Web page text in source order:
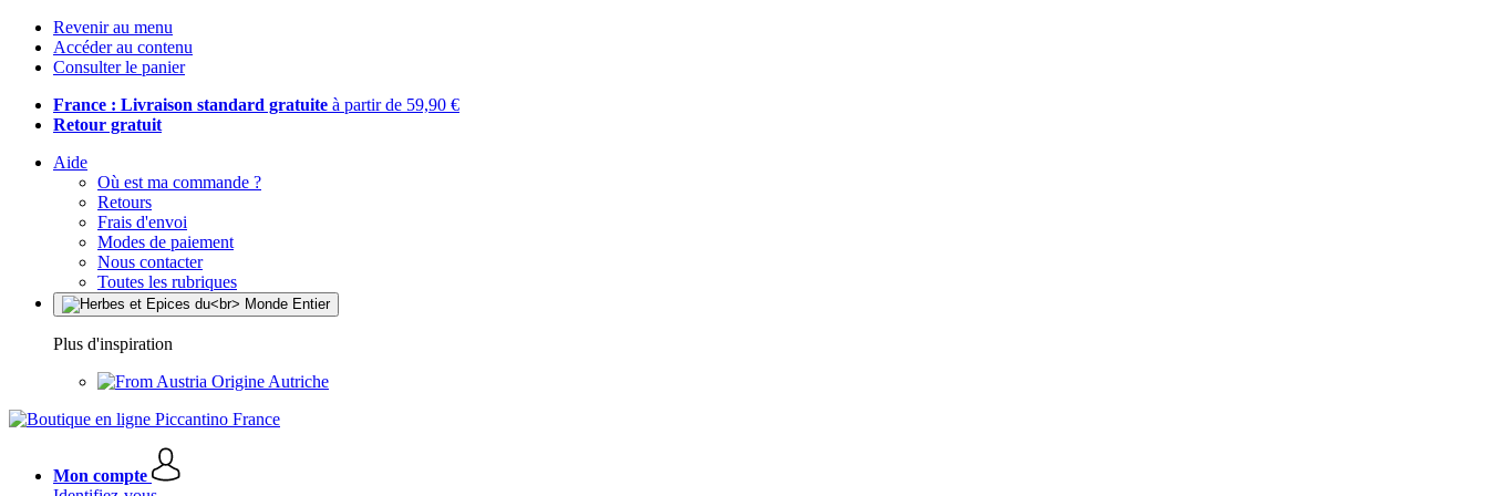
Revenir au menu
Accéder au contenu
Consulter le panier
France : Livraison standard gratuite à partir de 59,90 €
Retour gratuit
Aide
Où est ma commande ?
Retours
Frais d'envoi
Modes de paiement
Nous contacter
Toutes les rubriques
Plus d'inspiration
Origine Autriche
Mon compte